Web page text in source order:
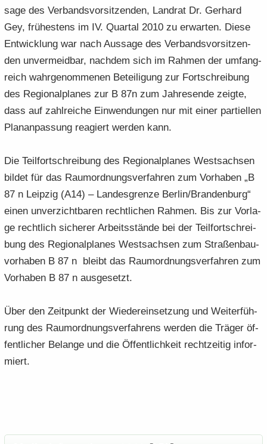
sa­ge des Ver­bands­vor­sit­zen­den, Land­rat Dr. Ger­hard
Gey, frü­hes­tens im IV. Quar­tal 2010 zu er­war­ten. Diese
Ent­wick­lung war nach Aus­sa­ge des Ver­bands­vor­sit­zen­
den un­ver­meid­bar, nach­dem sich im Rah­men der um­fang­
reich wahr­ge­nom­me­nen Be­tei­li­gung zur Fort­schrei­bung
des Re­gio­nal­pla­nes zur B 87n zum Jah­res­en­de zeig­te,
dass auf zahl­rei­che Ein­wen­dun­gen nur mit einer par­ti­el­len
Pla­n­an­pas­sung re­agiert wer­den kann.
Die Teil­fort­schrei­bung des Re­gio­nal­pla­nes West­sach­sen
bil­det für das Raum­ord­nungs­ver­fah­ren zum Vor­ha­ben „B
87 n Leip­zig (A14) – Lan­des­gren­ze Ber­lin/Bran­den­burg“
einen un­ver­zicht­ba­ren recht­li­chen Rah­men. Bis zur Vor­la­
ge recht­lich si­che­rer Ar­beits­stän­de bei der Teil­fort­schrei­
bung des Re­gio­nal­pla­nes West­sach­sen zum Stra­ßen­bau­
vor­ha­ben B 87 n bleibt das Raum­ord­nungs­ver­fah­ren zum
Vor­ha­ben B 87 n aus­ge­setzt.
Über den Zeit­punkt der Wie­der­ein­set­zung und Wei­ter­füh­
rung des Raum­ord­nungs­ver­fah­rens wer­den die Trä­ger öf­
fent­li­cher Be­lan­ge und die Öf­fent­lich­keit recht­zei­tig in­for­
miert.